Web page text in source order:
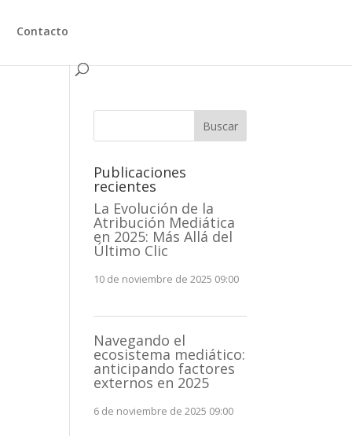
Contacto
Buscar
Publicaciones
recientes
La Evolución de la
Atribución Mediática
en 2025: Más Allá del
Último Clic
10 de noviembre de 2025 09:00
Navegando el
ecosistema mediático:
anticipando factores
externos en 2025
6 de noviembre de 2025 09:00